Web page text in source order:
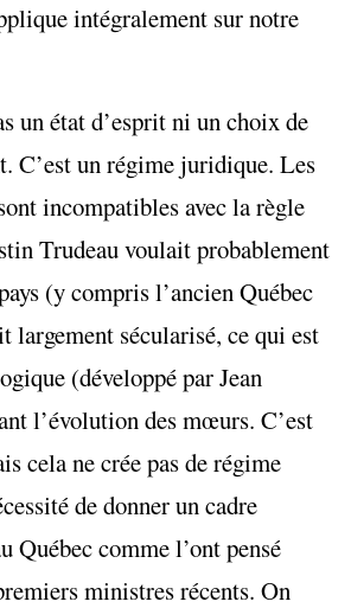
intégralement sur notre
un état d’esprit ni un choix de
C’est un régime juridique. Les
incompatibles avec la règle
Trudeau voulait probablement
(y compris l’ancien Québec
largement sécularisé, ce qui est
(développé par Jean
l’évolution des mœurs. C’est
cela ne crée pas de régime
de donner un cadre
Québec comme l’ont pensé
ministres récents. On